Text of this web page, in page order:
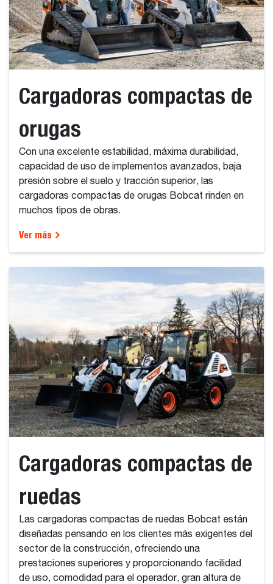
Cargadoras compactas de
orugas
Con una excelente estabilidad, máxima durabilidad,
capacidad de uso de implementos avanzados, baja
presión sobre el suelo y tracción superior, las
cargadoras compactas de orugas Bobcat rinden en
muchos tipos de obras.
Ver más
Cargadoras compactas de
ruedas
Las cargadoras compactas de ruedas Bobcat están
diseñadas pensando en los clientes más exigentes del
sector de la construcción, ofreciendo una
prestaciones superiores y proporcionando facilidad
de uso, comodidad para el operador, gran altura de